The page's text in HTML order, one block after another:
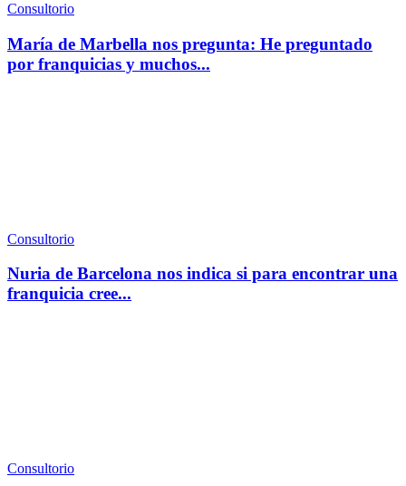
Consultorio
María de Marbella nos pregunta: He preguntado
por franquicias y muchos...
Consultorio
Nuria de Barcelona nos indica si para encontrar una
franquicia cree...
Consultorio